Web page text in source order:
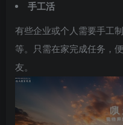
手工活
有些企业或个人需要手工
等。只需在家完成任务，
友。